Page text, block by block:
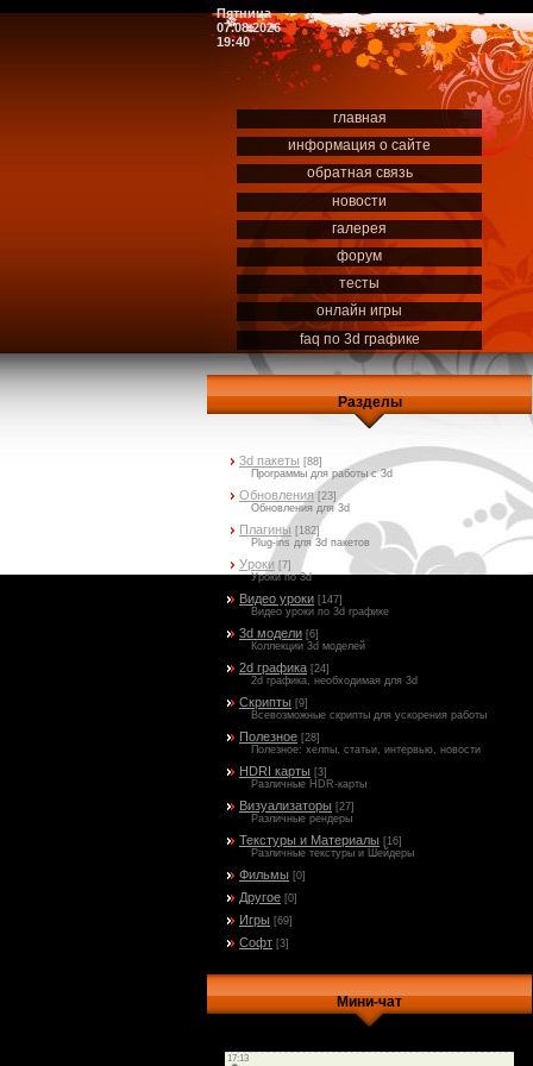
Пятница
07.08.2026
19:40
главная
информация о сайте
обратная связь
новости
галерея
форум
тесты
онлайн игры
faq по 3d графике
Разделы
3d пакеты [88]
Программы для работы с 3d
Обновления [23]
Обновления для 3d
Плагины [182]
Plug-ins для 3d пакетов
Уроки [7]
Уроки по 3d
Видео уроки [147]
Видео уроки по 3d графике
3d модели [6]
Коллекции 3d моделей
2d графика [24]
2d графика, необходимая для 3d
Скрипты [9]
Всевозможные скрипты для ускорения работы
Полезное [28]
Полезное: хелпы, статьи, интервью, новости
HDRI карты [3]
Различные HDR-карты
Визуализаторы [27]
Различные рендеры
Текстуры и Материалы [16]
Различные текстуры и Шейдеры
Фильмы [0]
Другое [0]
Игры [69]
Софт [3]
Мини-чат